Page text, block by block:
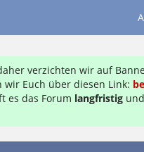
verzichten wir auf
Euch über diesen Link:
es das Forum langfristig und